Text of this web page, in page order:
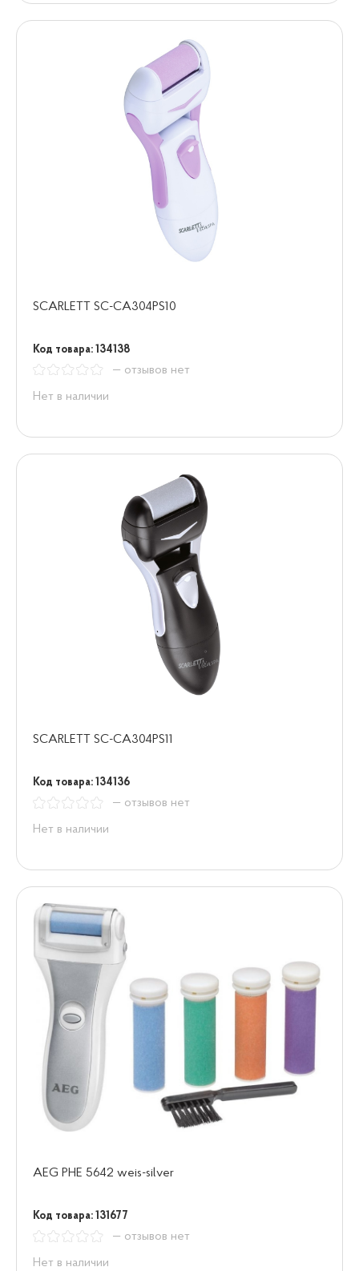
SCARLETT SC-CA304PS10
Код товара: 134138
— отзывов нет
Нет в наличии
SCARLETT SC-CA304PS11
Код товара: 134136
— отзывов нет
Нет в наличии
AEG PHE 5642 weis-silver
Код товара: 131677
— отзывов нет
Нет в наличии